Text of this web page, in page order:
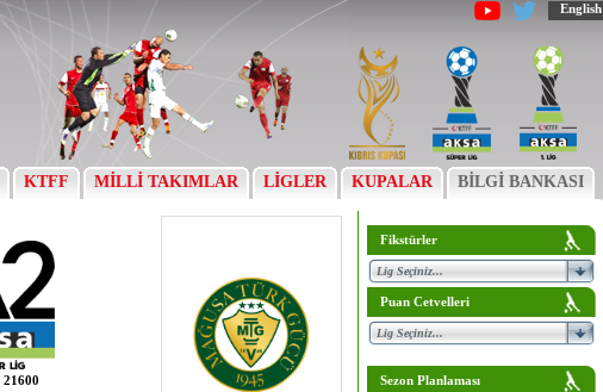
English
KTFF MİLLİ TAKIMLAR LİGLER KUPALAR BİLGİ BANKASI
21600
Fikstürler
Puan Cetvelleri
Sezon Planlaması